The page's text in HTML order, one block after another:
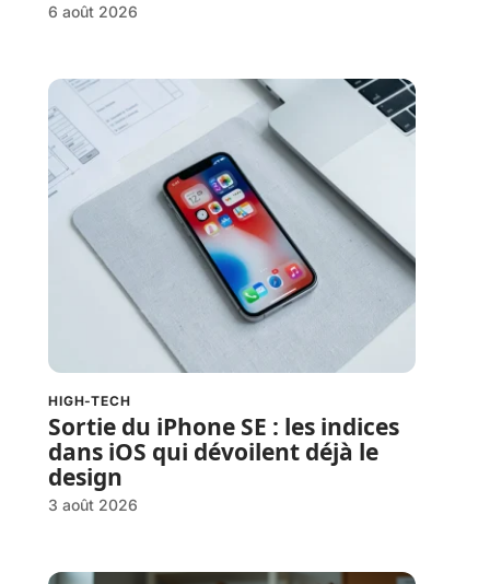
6 août 2026
HIGH-TECH
Sortie du iPhone SE : les indices
dans iOS qui dévoilent déjà le
design
3 août 2026